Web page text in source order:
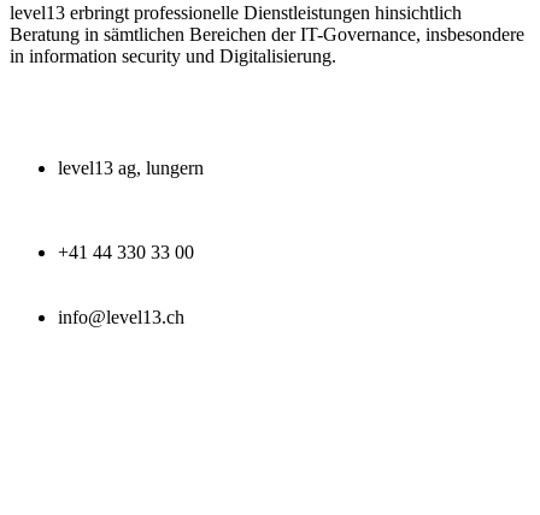
level13 erbringt professionelle Dienstleistungen hinsichtlich
Beratung in sämtlichen Bereichen der IT-Governance, insbesondere
in information security und Digitalisierung.
level13 ag, lungern
+41 44 330 33 00
info@level13.ch